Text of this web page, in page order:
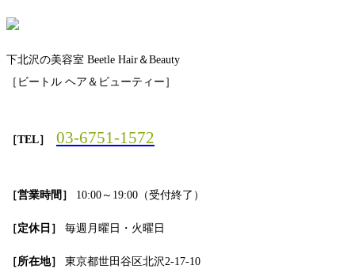
下北沢の美容室 Beetle Hair＆Beauty
［ビートル ヘア＆ビューティー］
［TEL］ 03-6751-1572
［営業時間］ 10:00～19:00（受付終了）
［定休日］ 毎週月曜日・火曜日
［所在地］
東京都世田谷区北沢2-17-10